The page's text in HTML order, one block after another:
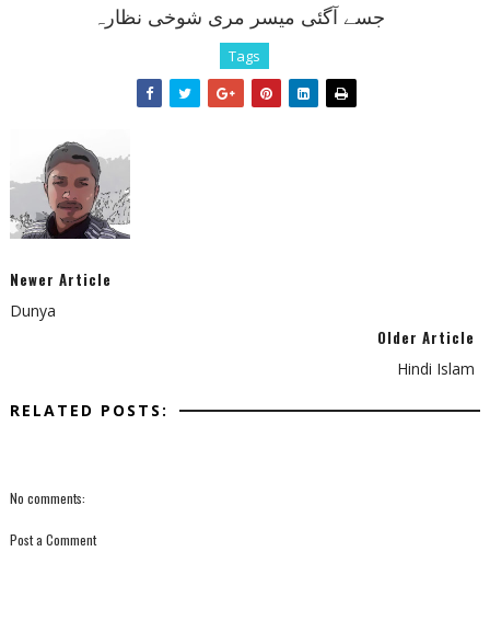
جسے آگئی ميسر مری شوخی نظارہ
Tags
Newer Article
Dunya
Older Article
Hindi Islam
RELATED POSTS:
No comments:
Post a Comment